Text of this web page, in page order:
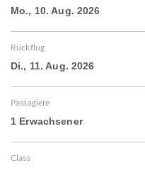
Mo., 10. Aug. 2026
Rückflug
Di., 11. Aug. 2026
Passagiere
1 Erwachsener
Class